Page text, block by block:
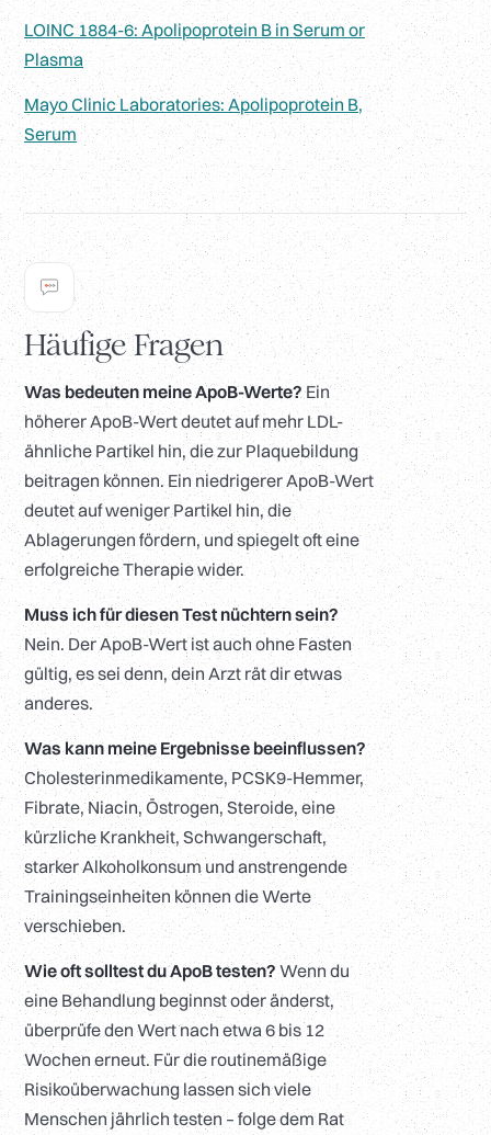
LOINC 1884-6: Apolipoprotein B in Serum or
Plasma
Mayo Clinic Laboratories: Apolipoprotein B,
Serum
Häufige Fragen
Was bedeuten meine ApoB-Werte?Ein
höherer ApoB-Wert deutet auf mehr LDL-
ähnliche Partikel hin, die zur Plaquebildung
beitragen können. Ein niedrigerer ApoB-Wert
deutet auf weniger Partikel hin, die
Ablagerungen fördern, und spiegelt oft eine
erfolgreiche Therapie wider.
Muss ich für diesen Test nüchtern sein?
Nein. Der ApoB-Wert ist auch ohne Fasten
gültig, es sei denn, dein Arzt rät dir etwas
anderes.
Was kann meine Ergebnisse beeinflussen?
Cholesterinmedikamente, PCSK9-Hemmer,
Fibrate, Niacin, Östrogen, Steroide, eine
kürzliche Krankheit, Schwangerschaft,
starker Alkoholkonsum und anstrengende
Trainingseinheiten können die Werte
verschieben.
Wie oft solltest du ApoB testen?Wenn du
eine Behandlung beginnst oder änderst,
überprüfe den Wert nach etwa 6 bis 12
Wochen erneut. Für die routinemäßige
Risikoüberwachung lassen sich viele
Menschen jährlich testen – folge dem Rat